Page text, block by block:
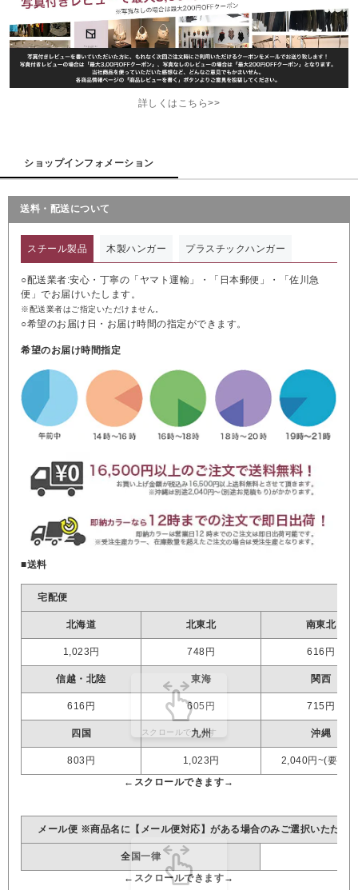
詳しくはこちら>>
ショップインフォメーション
送料・配送について
スチール製品 木製ハンガー プラスチックハンガー
○配送業者:安心・丁寧の「ヤマト運輸」・「日本郵便」・「佐川急
便」でお届けいたします。
※配送業者はご指定いただけません。
○希望のお届け日・お届け時間の指定ができます。
希望のお届け時間指定
■送料
宅配便
北海道 北東北 南東北
1,023円 748円 616円
信越・北陸 東海 関西
616円 605円 715円
四国 九州 沖縄
803円 1,023円 2,040円~(要見
メール便 ※商品名に【メール便対応】がある場合のみご選択いただけ
全国一律